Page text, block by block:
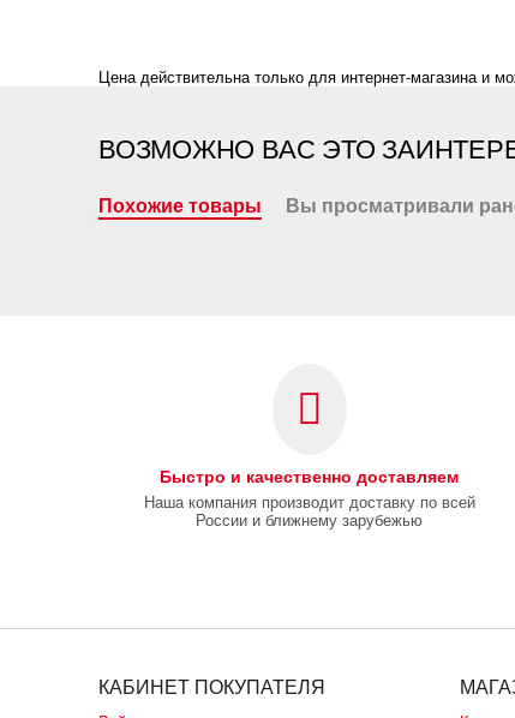
Цена действительна только для интернет-магазина и
ВОЗМОЖНО ВАС ЭТО
Похожие товары Вы просматривали
Быстро и качественно доставляем
Наша компания производит доставку по всей
России и ближнему зарубежью
КАБИНЕТ ПОКУПАТЕЛЯ